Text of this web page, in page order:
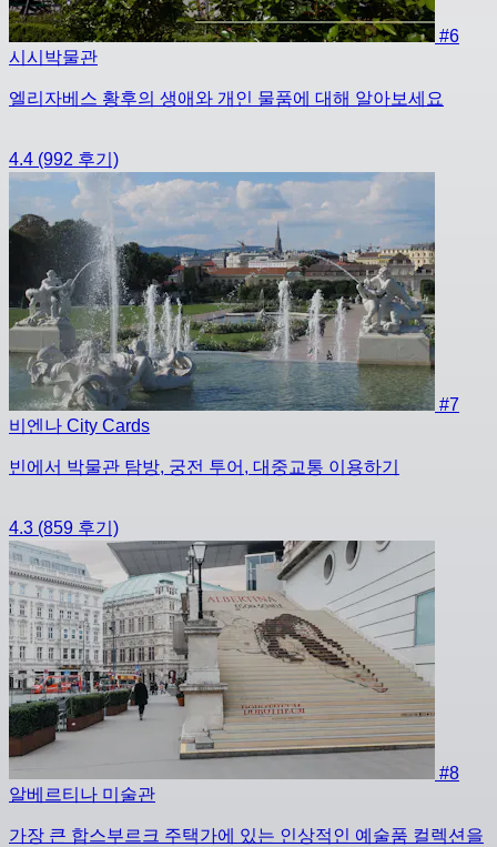
#6
시시박물관
엘리자베스 황후의 생애와 개인 물품에 대해 알아보세요
4.4 (992 후기)
#7
비엔나 City Cards
빈에서 박물관 탐방, 궁전 투어, 대중교통 이용하기
4.3 (859 후기)
#8
알베르티나 미술관
가장 큰 합스부르크 주택가에 있는 인상적인 예술품 컬렉션을